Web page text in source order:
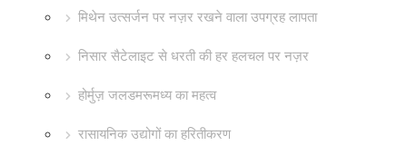
मिथेन उत्सर्जन पर नज़र रखने वाला उपग्रह लापता
निसार सैटेलाइट से धरती की हर हलचल पर नज़र
होर्मुज़ जलडमरूमध्य का महत्व
रासायनिक उद्योगों का हरितीकरण